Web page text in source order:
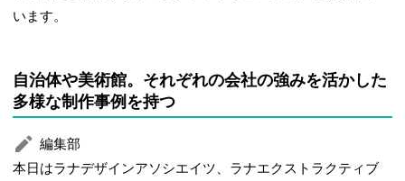
います。
自治体や美術館。それぞれの会社の強みを活かした
多様な制作事例を持つ
編集部
本日はラナデザインアソシエイツ、ラナエクストラクティブ